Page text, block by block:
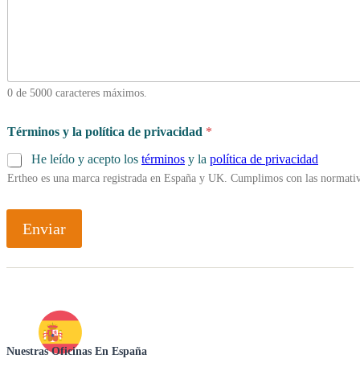
0 de 5000 caracteres máximos.
é
r
m
i
o
m
n
Términos y la política de privacidad *
He leído y acepto los términos y la política de privacidad
Ertheo es una marca registrada en España y UK. Cumplimos con las
Enviar
Nuestras Oficinas En España